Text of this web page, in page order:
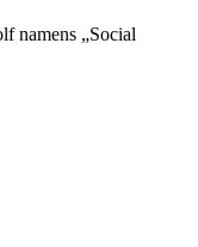
namens „Social